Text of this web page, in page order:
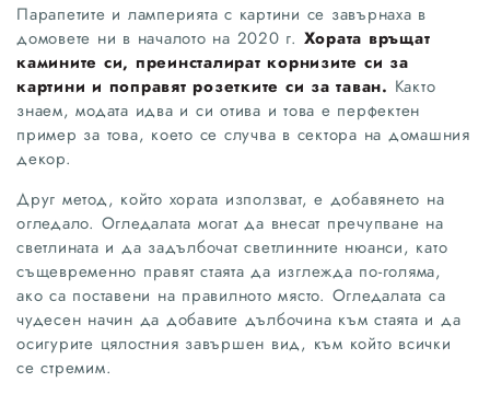
Парапетите и ламперията с картини се завърнаха в
домовете ни в началото на 2020 г. Хората връщат
камините си, преинсталират корнизите си за
картини и поправят розетките си за таван. Както
знаем, модата идва и си отива и това е перфектен
пример за това, което се случва в сектора на домашния
декор.
Друг метод, който хората използват, е добавянето на
огледало. Огледалата могат да внесат пречупване на
светлината и да задълбочат светлинните нюанси, като
същевременно правят стаята да изглежда по-голяма,
ако са поставени на правилното място. Огледалата са
чудесен начин да добавите дълбочина към стаята и да
осигурите цялостния завършен вид, към който всички
се стремим.